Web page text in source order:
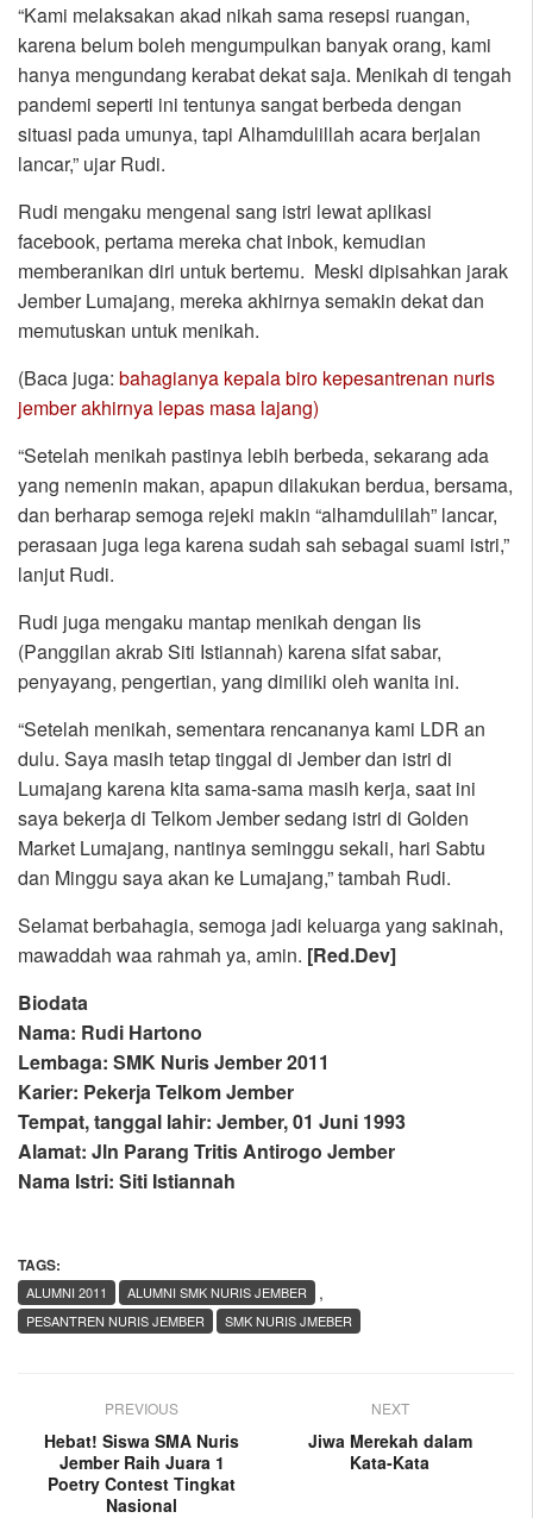
“Kami melaksakan akad nikah sama resepsi ruangan,
karena belum boleh mengumpulkan banyak orang, kami
hanya mengundang kerabat dekat saja. Menikah di tengah
pandemi seperti ini tentunya sangat berbeda dengan
situasi pada umunya, tapi Alhamdulillah acara berjalan
lancar,” ujar Rudi.
Rudi mengaku mengenal sang istri lewat aplikasi
facebook, pertama mereka chat inbok, kemudian
memberanikan diri untuk bertemu. Meski dipisahkan jarak
Jember Lumajang, mereka akhirnya semakin dekat dan
memutuskan untuk menikah.
(Baca juga: bahagianya kepala biro kepesantrenan nuris
jember akhirnya lepas masa lajang)
“Setelah menikah pastinya lebih berbeda, sekarang ada
yang nemenin makan, apapun dilakukan berdua, bersama,
dan berharap semoga rejeki makin “alhamdulilah” lancar,
perasaan juga lega karena sudah sah sebagai suami istri,”
lanjut Rudi.
Rudi juga mengaku mantap menikah dengan Iis
(Panggilan akrab Siti Istiannah) karena sifat sabar,
penyayang, pengertian, yang dimiliki oleh wanita ini.
“Setelah menikah, sementara rencananya kami LDR an
dulu. Saya masih tetap tinggal di Jember dan istri di
Lumajang karena kita sama-sama masih kerja, saat ini
saya bekerja di Telkom Jember sedang istri di Golden
Market Lumajang, nantinya seminggu sekali, hari Sabtu
dan Minggu saya akan ke Lumajang,” tambah Rudi.
Selamat berbahagia, semoga jadi keluarga yang sakinah,
mawaddah waa rahmah ya, amin. [Red.Dev]
Biodata
Nama: Rudi Hartono
Lembaga: SMK Nuris Jember 2011
Karier: Pekerja Telkom Jember
Tempat, tanggal lahir: Jember, 01 Juni 1993
Alamat: Jln Parang Tritis Antirogo Jember
Nama Istri: Siti Istiannah
TAGS:
,
ALUMNI 2011
ALUMNI SMK NURIS JEMBER
PESANTREN NURIS JEMBER
SMK NURIS JMEBER
PREVIOUS
Hebat! Siswa SMA Nuris
Jember Raih Juara 1
Poetry Contest Tingkat
Nasional
NEXT
Jiwa Merekah dalam
Kata-Kata